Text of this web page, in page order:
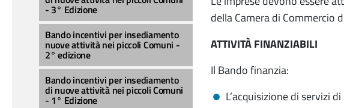
della Camera di Commercio
ATTIVITÀ FINANZIABILI
Il Bando finanzia:
L’acquisizione di servizi
- 3° Edizione
Bando incentivi per insediamento
nuove attività nei piccoli Comuni -
2° edizione
Bando incentivi per insediamento
di nuove attività nei piccoli Comuni
- 1° Edizione